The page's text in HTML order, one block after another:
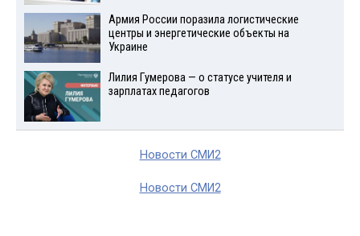
Армия России поразила логистические
центры и энергетические объекты на
Украине
Лилия Гумерова — о статусе учителя и
зарплатах педагогов
Новости СМИ2
Новости СМИ2